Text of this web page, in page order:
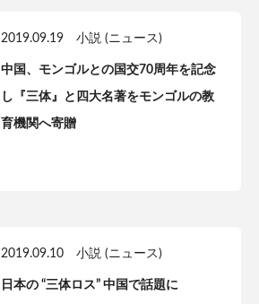
2019.09.19 小説 (ニュース)
中国、モンゴルとの国交70周年を記念
し『三体』と四大名著をモンゴルの教
育機関へ寄贈
2019.09.10 小説 (ニュース)
日本の “三体ロス” 中国で話題に